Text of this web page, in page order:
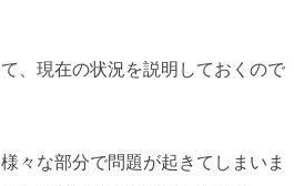
、現在の状況を説明しておくので
々な部分で問題が起きてしまいま